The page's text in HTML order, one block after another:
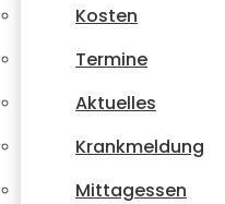
Kosten
Termine
Aktuelles
Krankmeldung
Mittagessen